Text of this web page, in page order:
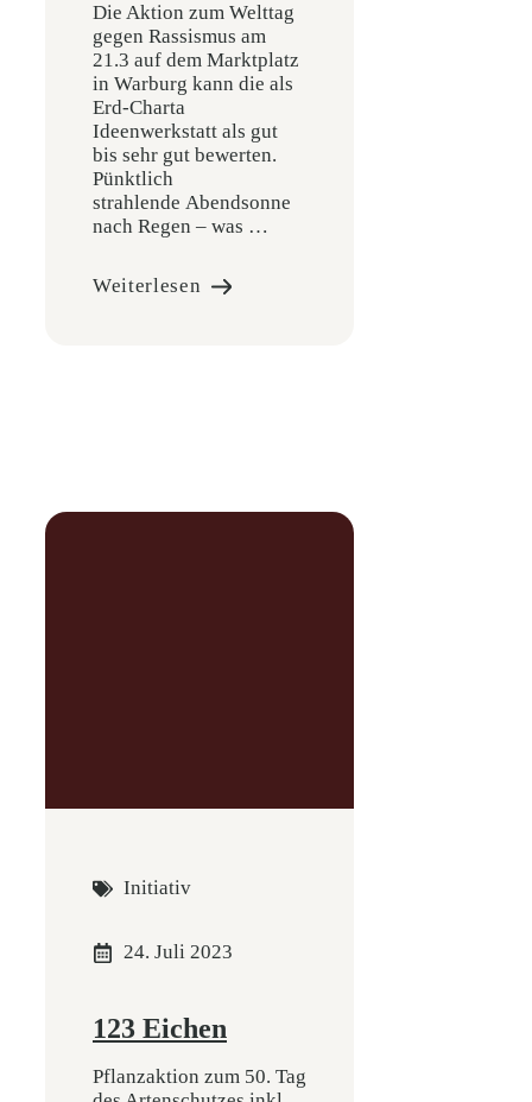
Die Aktion zum Welttag
gegen Rassismus am
21.3 auf dem Marktplatz
in Warburg kann die als
Erd-Charta
Ideenwerkstatt als gut
bis sehr gut bewerten.
Pünktlich
strahlende Abendsonne
nach Regen – was …
Weiterlesen
Initiativ
24. Juli 2023
123 Eichen
Pflanzaktion zum 50. Tag